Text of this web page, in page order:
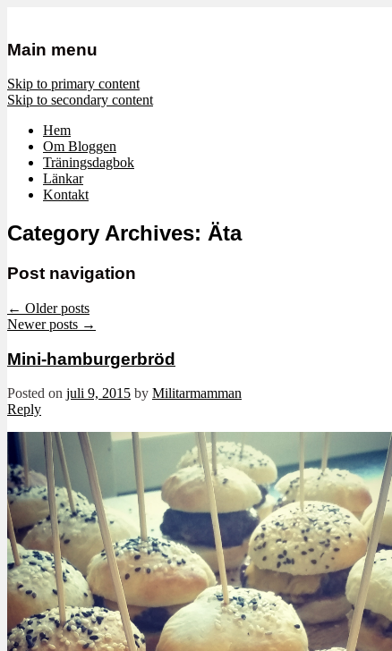
Militärmamman
Mamma, militär och märkbart obekväm
Main menu
Skip to primary content
Skip to secondary content
Hem
Om Bloggen
Träningsdagbok
Länkar
Kontakt
Category Archives: Äta
Post navigation
← Older posts
Newer posts →
Mini-hamburgerbröd
Posted on juli 9, 2015 by Militarmamman
Reply